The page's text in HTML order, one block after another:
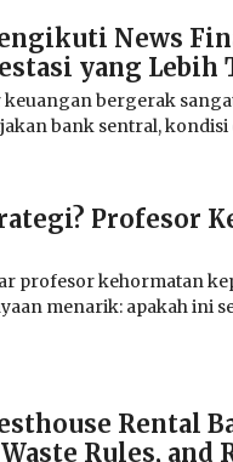
News
yang Lebih
bergerak
bank sentral,
Profesor
profesor kehormatan
menarik: apakah ini
Rental
Waste Rules,